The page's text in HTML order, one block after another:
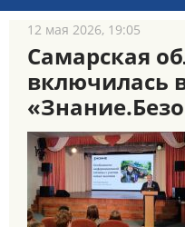
12 мая 2026, 19:05
Самарская
включилась